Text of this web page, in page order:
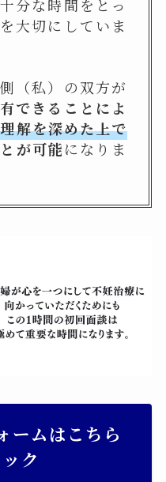
分な時間をとっ
大切にしていま
（私）の双方が
できることによ
解を深めた上で
が可能になりま
ームはこちら
ク